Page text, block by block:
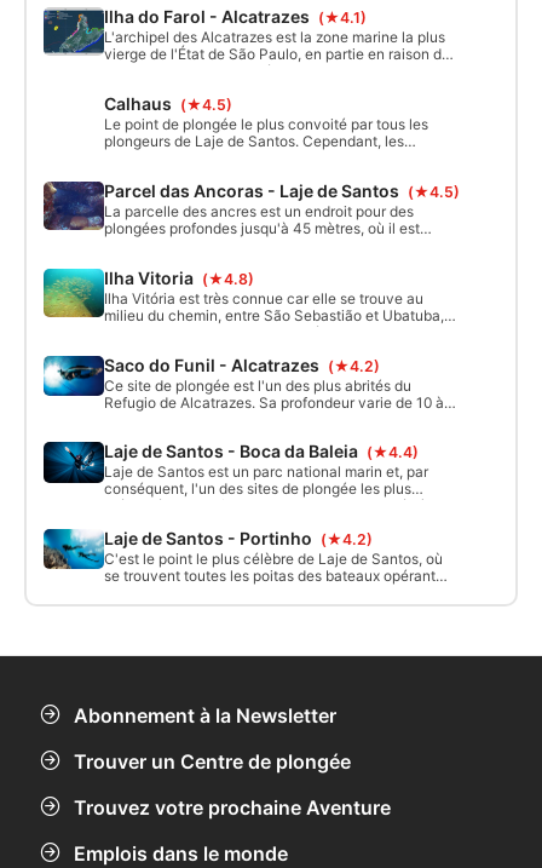
câbles submergés, un châssis de camion, une ancre
et une statue de Neptune.
Ilha do Farol - Alcatrazes (★4.1)
L'archipel des Alcatrazes est la zone marine la plus
vierge de l'État de São Paulo, en partie en raison des
restrictions d'utilisation établies par la marine
années 1980. Après plus de 30 ans d'interdiction, la
plongée sous-marine a été de nouveau ouverte à la
population en décembre 2018.
Calhaus (★4.5)
Le point de plongée le plus convoité par tous les
plongeurs de Laje de Santos. Cependant, les
pour l'ancrage et le pas de géant est donné avec le
bateau en mouvement. Vraiment excitant ! Le
passage dans le tunnel est surprenant.
Parcel das Ancoras - Laje de Santos (★4.5)
La parcelle des ancres est un endroit pour des
plongées profondes jusqu'à 45 mètres, où il est
de grands bancs et où les observations de grands
poissons sont fréquentes.
Ilha Vitoria (★4.8)
Ilha Vitória est très connue car elle se trouve au
milieu du chemin, entre São Sebastião et Ubatuba,
et peut avoir comme point de départ n'importe
faire des plongées peu profondes et profondes, ce
qui est une option pour les débutants et les
plongeurs avancés.
Saco do Funil - Alcatrazes (★4.2)
Ce site de plongée est l'un des plus abrités du
Refugio de Alcatrazes. Sa profondeur varie de 10 à
Laje de Santos - Boca da Baleia (★4.4)
Laje de Santos est un parc national marin et, par
conséquent, l'un des sites de plongée les plus
préservés de la côte de São Paulo. La plongée à
calme, avec peu ou pas de courant, et uniquement
par des plongeurs avancés et expérimentés.
Laje de Santos - Portinho (★4.2)
C'est le point le plus célèbre de Laje de Santos, où
se trouvent toutes les poitas des bateaux opérant
l'endroit le plus abrité de Laje et où la plupart des
Abonnement à la Newsletter
Trouver un Centre de plongée
Trouvez votre prochaine Aventure
Emplois dans le monde